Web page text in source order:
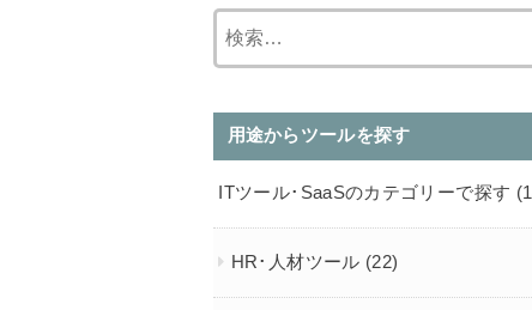
用途からツールを探す
ITツール･SaaSのカテゴリーで探す
HR･人材ツール (22)